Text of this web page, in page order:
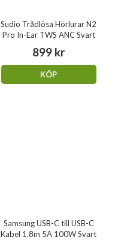
Sudio Trådlösa Hörlurar N2
Pro In-Ear TWS ANC Svart
899 kr
KÖP
Samsung USB-C till USB-C
Kabel 1.8m 5A 100W Svart